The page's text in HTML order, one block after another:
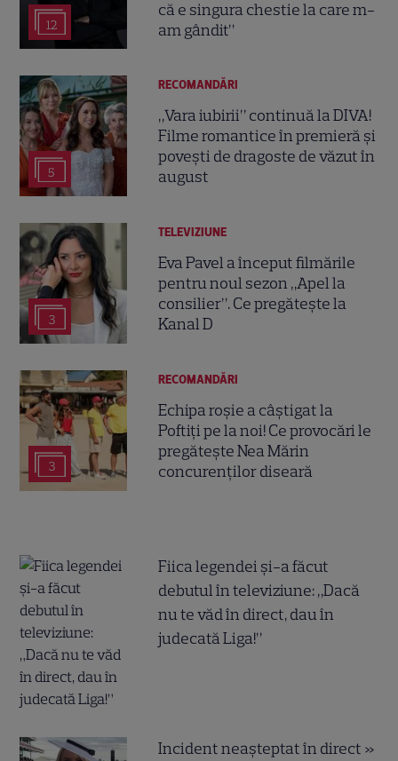
12
că e singura chestie la care m-
am gândit”
5
RECOMANDĂRI
„Vara iubirii” continuă la DIVA!
Filme romantice în premieră și
povești de dragoste de văzut în
august
3
TELEVIZIUNE
Eva Pavel a început filmările
pentru noul sezon „Apel la
consilier”. Ce pregătește la
Kanal D
3
RECOMANDĂRI
Echipa roșie a câștigat la
Poftiți pe la noi! Ce provocări le
pregătește Nea Mărin
concurenților diseară
Fiica legendei și-a făcut
debutul în televiziune: „Dacă
nu te văd în direct, dau în
judecată Liga!”
Incident neașteptat în direct »